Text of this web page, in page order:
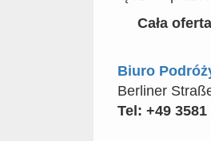
Cała
Biuro
Berliner
Tel: +49 3581